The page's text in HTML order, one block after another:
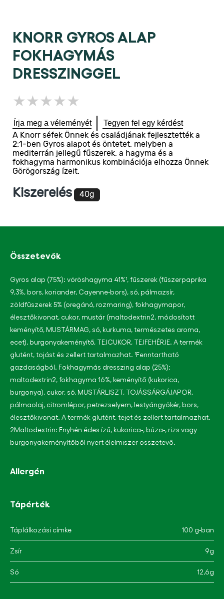
KNORR GYROS ALAP
FOKHAGYMÁS
DRESSZINGGEL
Nem
küldtek
értékelést
ehhez
a(z)
product
elemhez
Írja meg a véleményét Tegyen fel egy kérdést
A Knorr séfek Önnek és családjának fejlesztették a
2:1-ben Gyros alapot és öntetet, melyben a
mediterrán jellegű fűszerek, a hagyma és a
fokhagyma harmonikus kombinációja elhozza Önnek
Görögország ízeit.
Kiszerelés 40g
Összetevők
Gyros alap (75%): vöröshagyma 41%¹, fűszerek (fűszerpaprika
9,3%, bors, koriander, Cayenne-bors), só, pálmazsír,
zöldfűszerek 5% (oregánó, rozmaring), fokhagymapor,
élesztőkivonat, cukor, mustár (maltodextrin2, módosított
keményítő, MUSTÁRMAG, só, kurkuma, természetes aroma,
ecet), burgonyakeményítő, TEJCUKOR, TEJFEHÉRJE. A termék
glutént, tojást és zellert tartalmazhat. ¹Fenntartható
gazdaságból. Fokhagymás dresszing alap (25%):
maltodextrin2, fokhagyma 16%, keményítő (kukorica,
burgonya), cukor, só, MUSTÁRLISZT, TOJÁSSÁRGÁJAPOR,
pálmaolaj, citromlépor, petrezselyem, lestyángyökér, bors,
élesztőkivonat. A termék glutént, tejet és zellert tartalmazhat.
2Maltodextrin: Enyhén édes ízű, kukorica-, búza-, rizs vagy
burgonyakeményítőből nyert élelmiszer összetevő.
Allergén
Tápérték
Táplálkozási címke 100 g-ban
Zsír 9g
Só 12,6g